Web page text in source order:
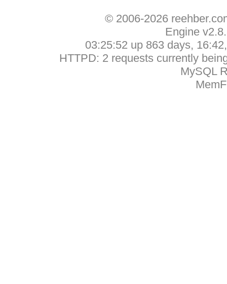
© 2006-2026
Engine
03:25:52 up 863 days,
HTTPD: 2 requests currently
MySQL